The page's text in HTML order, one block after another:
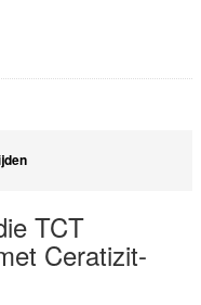
TCT
Ceratizit-